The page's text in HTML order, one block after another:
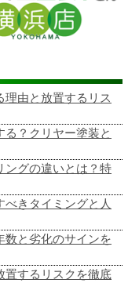
理由と放置するリス
る？クリヤー塗装と
ングの違いとは？特
べきタイミングと人
数と劣化のサインを
置するリスクを徹底